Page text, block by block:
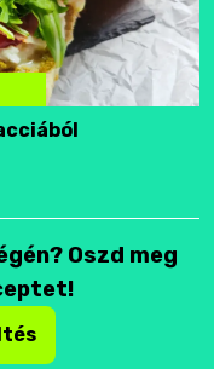
Oszd meg